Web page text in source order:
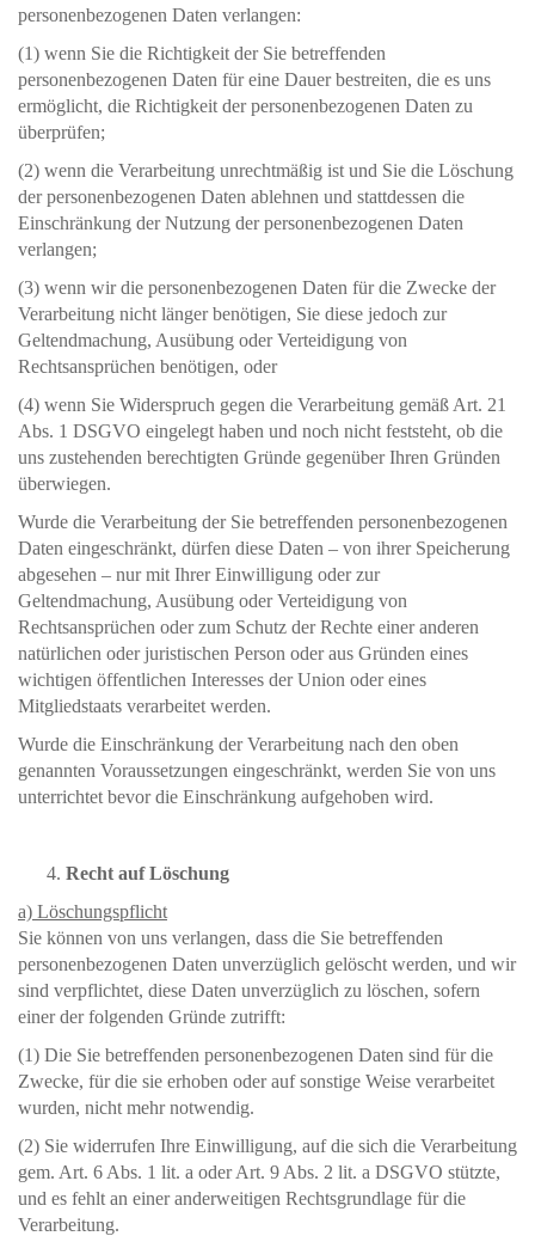
personenbezogenen Daten verlangen:
(1) wenn Sie die Richtigkeit der Sie betreffenden
personenbezogenen Daten für eine Dauer bestreiten, die es uns
ermöglicht, die Richtigkeit der personenbezogenen Daten zu
überprüfen;
(2) wenn die Verarbeitung unrechtmäßig ist und Sie die Löschung
der personenbezogenen Daten ablehnen und stattdessen die
Einschränkung der Nutzung der personenbezogenen Daten
verlangen;
(3) wenn wir die personenbezogenen Daten für die Zwecke der
Verarbeitung nicht länger benötigen, Sie diese jedoch zur
Geltendmachung, Ausübung oder Verteidigung von
Rechtsansprüchen benötigen, oder
(4) wenn Sie Widerspruch gegen die Verarbeitung gemäß Art. 21
Abs. 1 DSGVO eingelegt haben und noch nicht feststeht, ob die
uns zustehenden berechtigten Gründe gegenüber Ihren Gründen
überwiegen.
Wurde die Verarbeitung der Sie betreffenden personenbezogenen
Daten eingeschränkt, dürfen diese Daten – von ihrer Speicherung
abgesehen – nur mit Ihrer Einwilligung oder zur
Geltendmachung, Ausübung oder Verteidigung von
Rechtsansprüchen oder zum Schutz der Rechte einer anderen
natürlichen oder juristischen Person oder aus Gründen eines
wichtigen öffentlichen Interesses der Union oder eines
Mitgliedstaats verarbeitet werden.
Wurde die Einschränkung der Verarbeitung nach den oben
genannten Voraussetzungen eingeschränkt, werden Sie von uns
unterrichtet bevor die Einschränkung aufgehoben wird.
Recht auf Löschung
a) Löschungspflicht
Sie können von uns verlangen, dass die Sie betreffenden
personenbezogenen Daten unverzüglich gelöscht werden, und wir
sind verpflichtet, diese Daten unverzüglich zu löschen, sofern
einer der folgenden Gründe zutrifft:
(1) Die Sie betreffenden personenbezogenen Daten sind für die
Zwecke, für die sie erhoben oder auf sonstige Weise verarbeitet
wurden, nicht mehr notwendig.
(2) Sie widerrufen Ihre Einwilligung, auf die sich die Verarbeitung
gem. Art. 6 Abs. 1 lit. a oder Art. 9 Abs. 2 lit. a DSGVO stützte,
und es fehlt an einer anderweitigen Rechtsgrundlage für die
Verarbeitung.